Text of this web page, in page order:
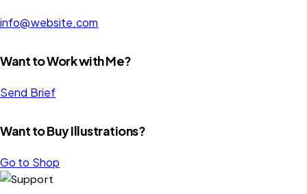
info@website.com
Want to Work with Me?
Send Brief
Want to Buy Illustrations?
Go to Shop